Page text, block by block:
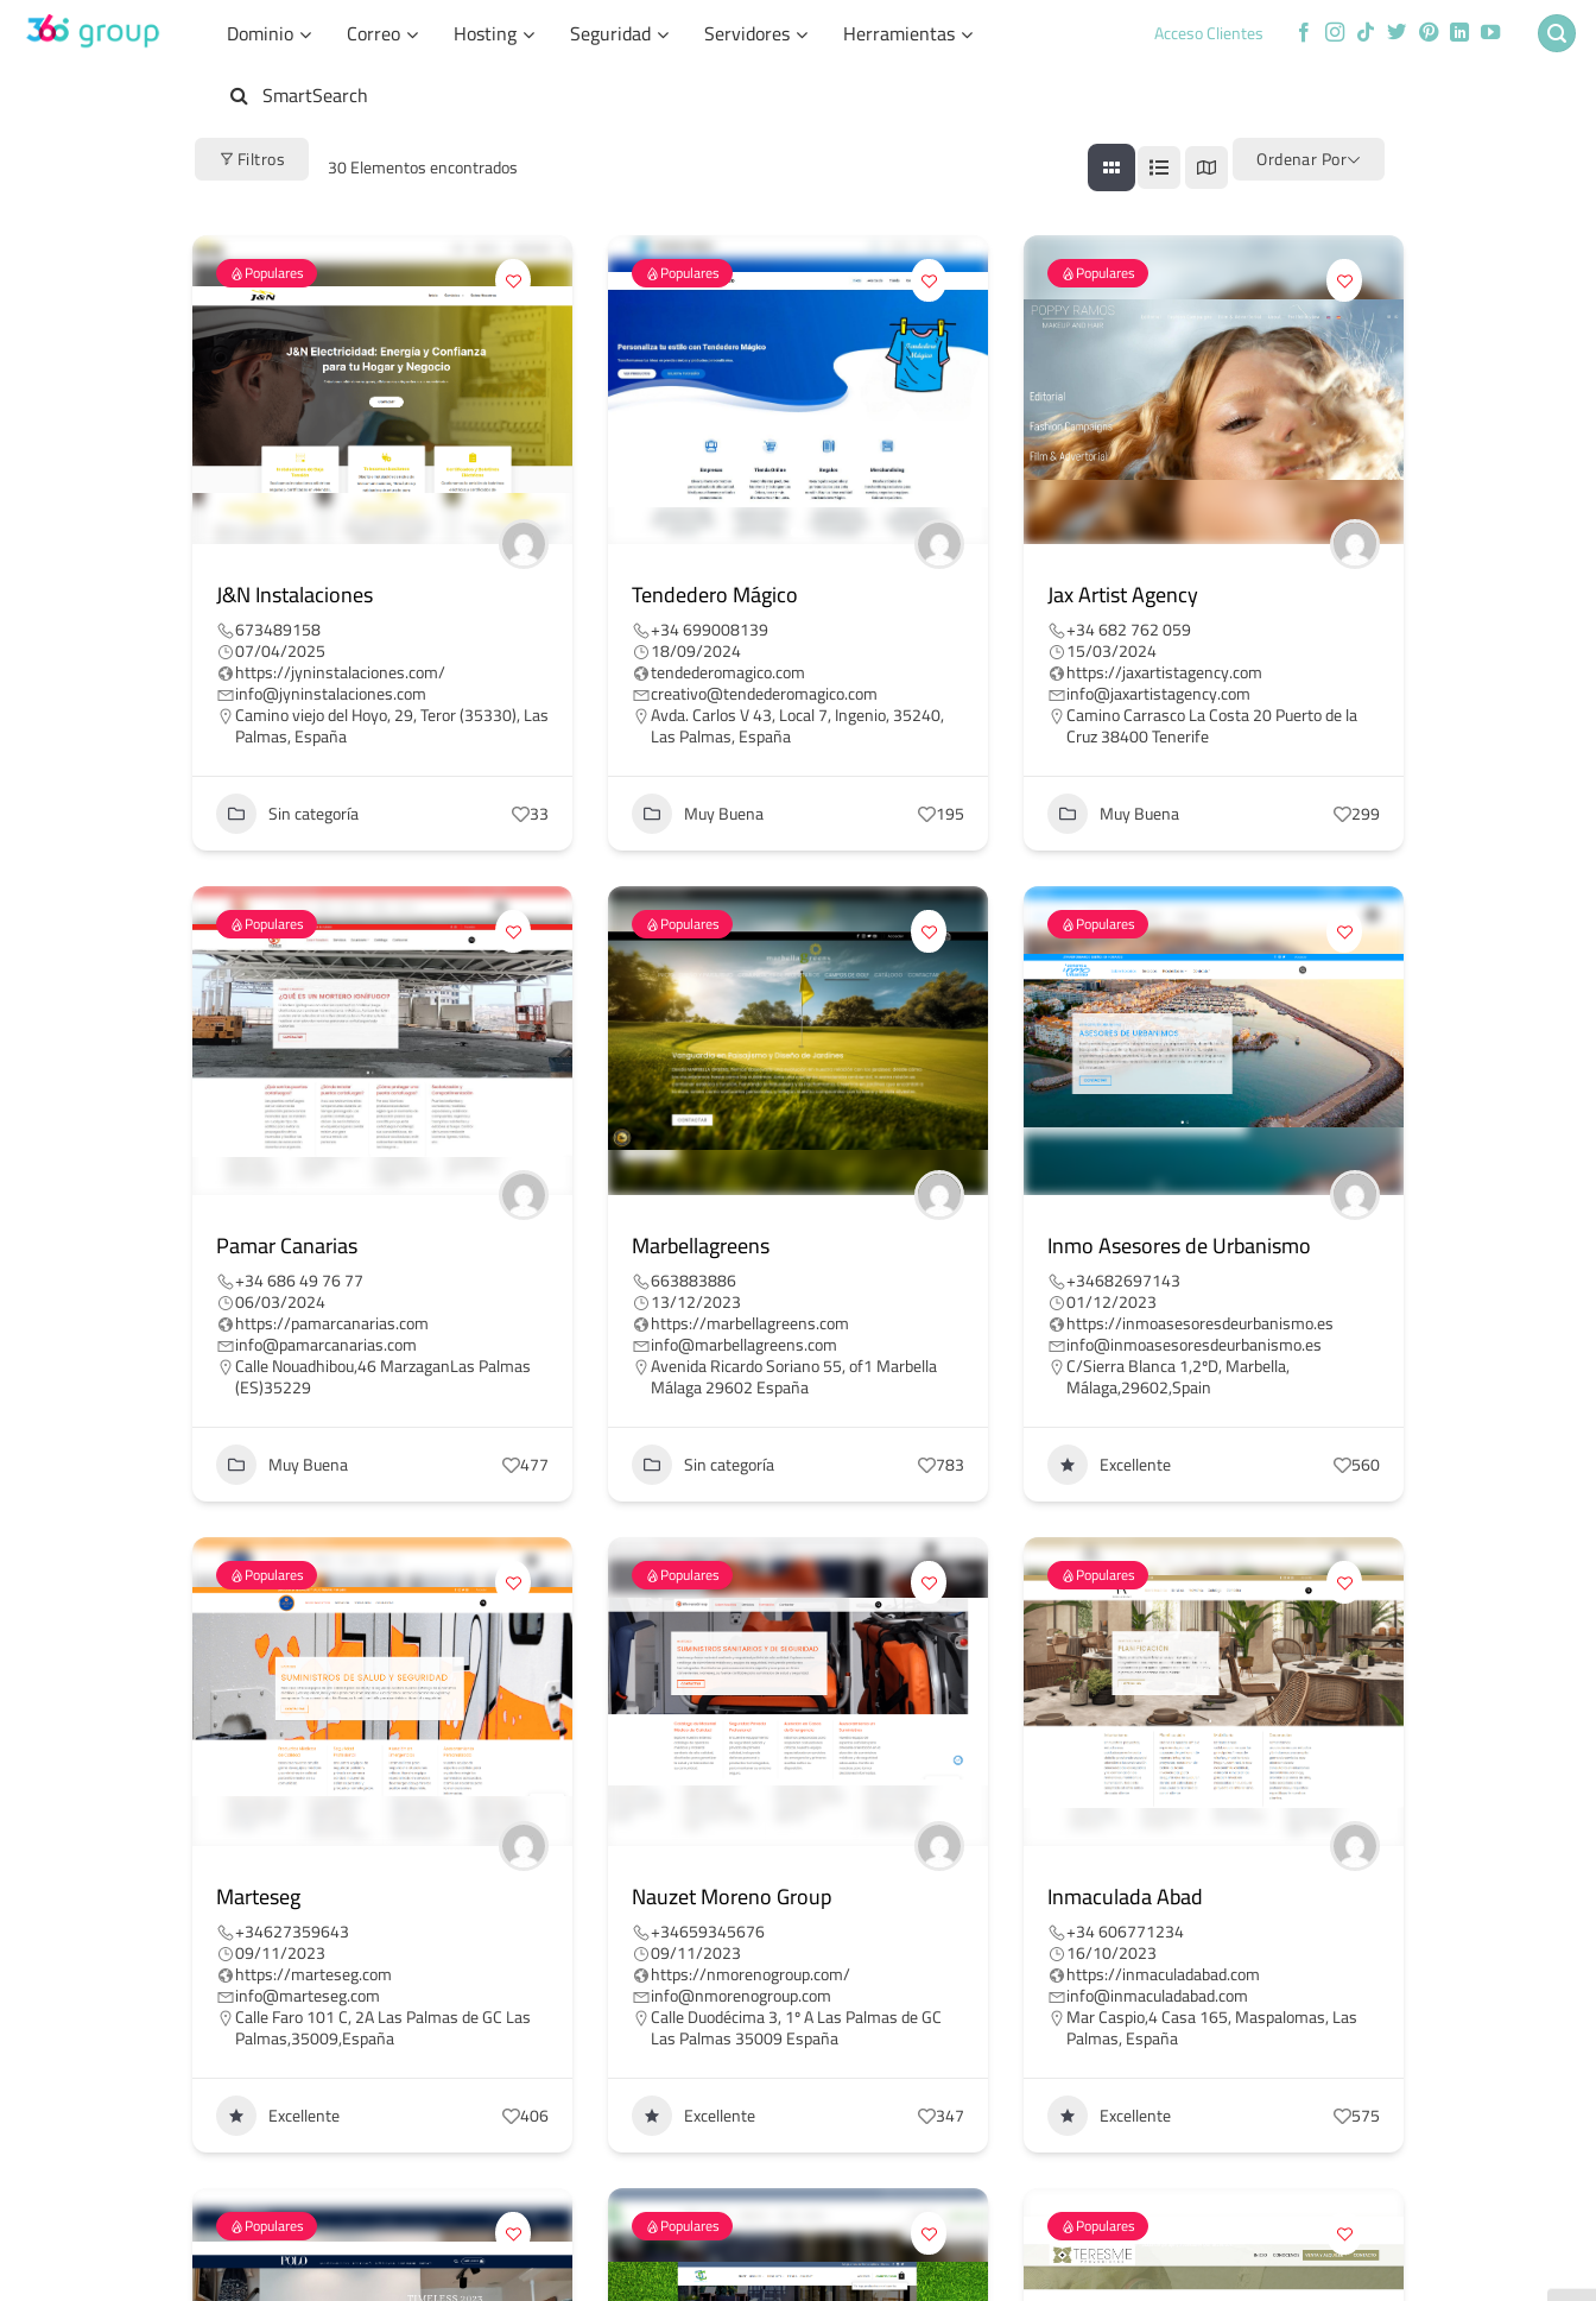
Saltar
Dominio Correo Hosting Seguridad Servidores
Herramientas
SmartSearch
Acceso Clientes
Filtros 30Elementos encontrados Ordenar Por
Populares
J&N Instalaciones
673489158
07/04/2025
https://jyninstalaciones.com/
info@jyninstalaciones.com
Camino viejo del Hoyo, 29, Teror (35330), Las
Palmas, España
Sin categoría 33
Populares
Tendedero Mágico
+34 699008139
18/09/2024
tendederomagico.com
creativo@tendederomagico.com
Avda. Carlos V 43, Local 7, Ingenio, 35240,
Las Palmas, España
Muy Buena 195
Populares
Jax Artist Agency
+34 682 762 059
15/03/2024
https://jaxartistagency.com
info@jaxartistagency.com
Camino Carrasco La Costa 20 Puerto de la
Cruz 38400 Tenerife
Muy Buena 299
Populares
Pamar Canarias
+34 686 49 76 77
06/03/2024
https://pamarcanarias.com
info@pamarcanarias.com
Calle Nouadhibou,46 MarzaganLas Palmas
(ES)35229
Muy Buena 477
Populares
Marbellagreens
663883886
13/12/2023
https://marbellagreens.com
info@marbellagreens.com
Avenida Ricardo Soriano 55, of1 Marbella
Málaga 29602 España
Sin categoría 783
Populares
Inmo Asesores de Urbanismo
+34682697143
01/12/2023
https://inmoasesoresdeurbanismo.es
info@inmoasesoresdeurbanismo.es
C/Sierra Blanca 1,2ºD, Marbella,
Málaga,29602,Spain
Excellente 560
Populares
Marteseg
+34627359643
09/11/2023
https://marteseg.com
info@marteseg.com
Calle Faro 101 C, 2A Las Palmas de GC Las
Palmas,35009,España
Excellente 406
Populares
Nauzet Moreno Group
+34659345676
09/11/2023
https://nmorenogroup.com/
info@nmorenogroup.com
Calle Duodécima 3, 1º A Las Palmas de GC
Las Palmas 35009 España
Excellente 347
Populares
Inmaculada Abad
+34 606771234
16/10/2023
https://inmaculadabad.com
info@inmaculadabad.com
Mar Caspio,4 Casa 165, Maspalomas, Las
Palmas, España
Excellente 575
Populares Populares Populares